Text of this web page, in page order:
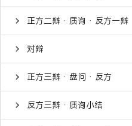
正方二辩 · 质询 · 反方一辩
对辩
正方三辩 · 盘问 · 反方
反方三辩 · 质询小结